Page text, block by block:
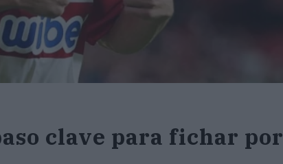
clave para fichar por